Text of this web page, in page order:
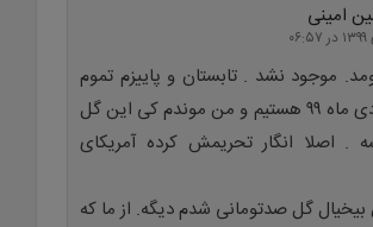
امینی
موجود نشد . تابستان و پاییزم تموم
شد. الان ۹ دی ماه ۹۹ هستیم و من موندم کی این گل
. اصلا انگار تحریمش کرده آمریکای
گل صدتومانی شدم دیگه. از ما که